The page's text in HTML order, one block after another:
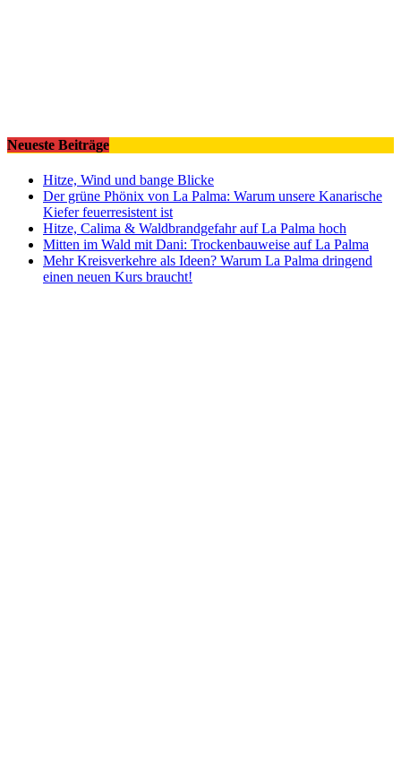
Neueste Beiträge
Hitze, Wind und bange Blicke
Der grüne Phönix von La Palma: Warum unsere Kanarische
Kiefer feuerresistent ist
Hitze, Calima & Waldbrandgefahr auf La Palma hoch
Mitten im Wald mit Dani: Trockenbauweise auf La Palma
Mehr Kreisverkehre als Ideen? Warum La Palma dringend
einen neuen Kurs braucht!